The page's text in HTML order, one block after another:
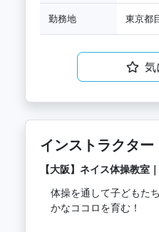
勤務地 東京都
気
インストラクター
【大阪】ネイス体操教室
体操を通して子どもた
かなココロを育む！